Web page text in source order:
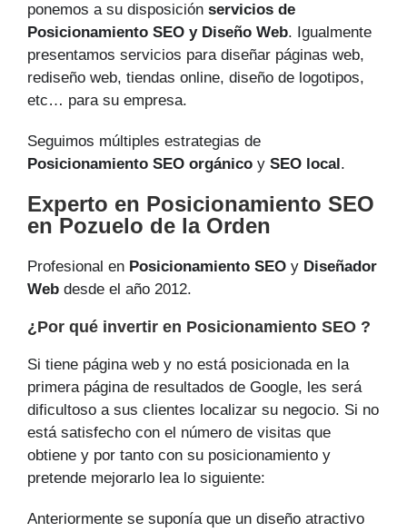
ponemos a su disposición servicios de
Posicionamiento SEO y Diseño Web. Igualmente
presentamos servicios para diseñar páginas web,
rediseño web, tiendas online, diseño de logotipos,
etc… para su empresa.
Seguimos múltiples estrategias de
Posicionamiento SEO orgánico y SEO local .
Experto en Posicionamiento SEO
en Pozuelo de la Orden
Profesional en Posicionamiento SEO y Diseñador
Web desde el año 2012.
¿Por qué invertir en Posicionamiento SEO ?
Si tiene página web y no está posicionada en la
primera página de resultados de Google, les será
dificultoso a sus clientes localizar su negocio. Si no
está satisfecho con el número de visitas que
obtiene y por tanto con su posicionamiento y
pretende mejorarlo lea lo siguiente:
Anteriormente se suponía que un diseño atractivo